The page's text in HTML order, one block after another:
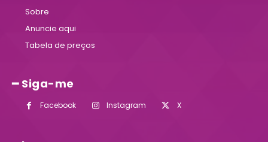
Sobre
Anuncie aqui
Tabela de preços
━ Siga-me
Facebook Instagram X